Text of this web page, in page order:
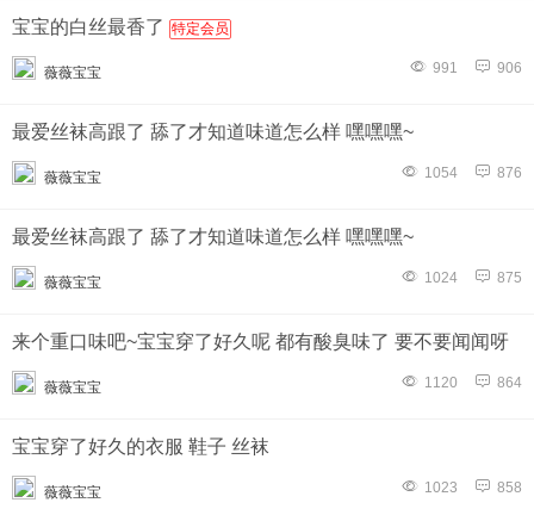
宝宝的白丝最香了 特定会员
薇薇宝宝 991 906
最爱丝袜高跟了 舔了才知道味道怎么样 嘿嘿嘿~
薇薇宝宝 1054 876
最爱丝袜高跟了 舔了才知道味道怎么样 嘿嘿嘿~
薇薇宝宝 1024 875
来个重口味吧~宝宝穿了好久呢 都有酸臭味了 要不要闻闻呀
薇薇宝宝 1120 864
宝宝穿了好久的衣服 鞋子 丝袜
薇薇宝宝 1023 858